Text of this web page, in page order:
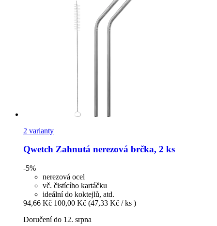
2 varianty
Qwetch Zahnutá nerezová brčka, 2 ks
-5%
nerezová ocel
vč. čistícího kartáčku
ideální do koktejlů, atd.
94,66 Kč 100,00 Kč (47,33 Kč / ks )
Doručení do 12. srpna